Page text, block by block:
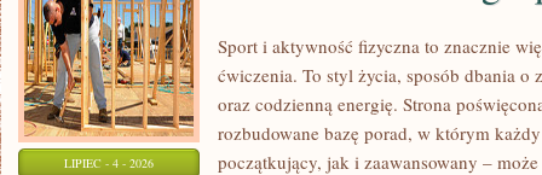
LIPIEC - 4 - 2026
Sport i aktywność fizyczna to znacznie
ćwiczenia. To styl życia, sposób dbania o
oraz codzienną energię. Strona
rozbudowane bazę porad, w którym
początkujący, jak i zaawansowany –